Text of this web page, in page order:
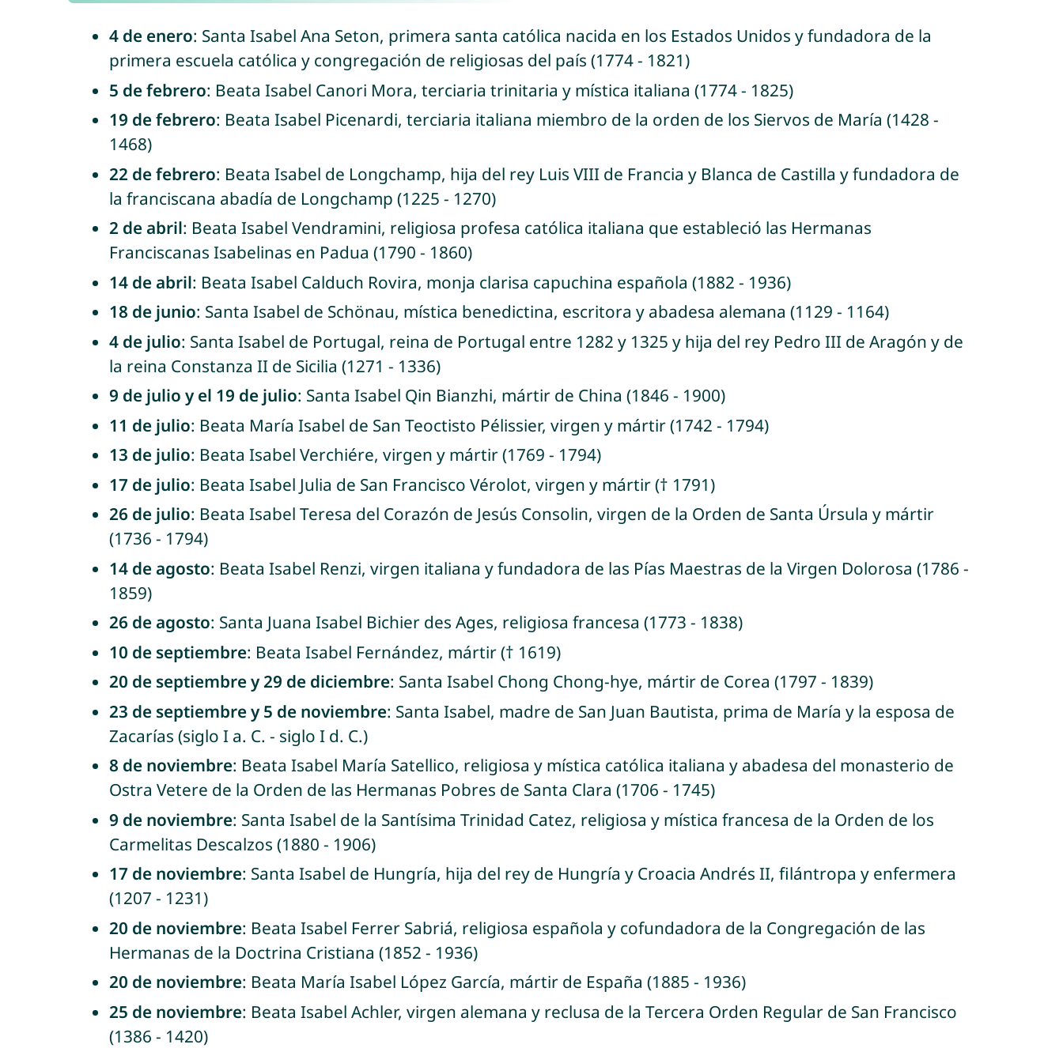
4 de enero: Santa Isabel Ana Seton, primera santa católica nacida en los Estados Unidos y fundadora de la
primera escuela católica y congregación de religiosas del país (1774 - 1821)
5 de febrero: Beata Isabel Canori Mora, terciaria trinitaria y mística italiana (1774 - 1825)
19 de febrero: Beata Isabel Picenardi, terciaria italiana miembro de la orden de los Siervos de María (1428 -
1468)
22 de febrero: Beata Isabel de Longchamp, hija del rey Luis VIII de Francia y Blanca de Castilla y fundadora de
la franciscana abadía de Longchamp (1225 - 1270)
2 de abril: Beata Isabel Vendramini, religiosa profesa católica italiana que estableció las Hermanas
Franciscanas Isabelinas en Padua (1790 - 1860)
14 de abril: Beata Isabel Calduch Rovira, monja clarisa capuchina española (1882 - 1936)
18 de junio: Santa Isabel de Schönau, mística benedictina, escritora y abadesa alemana (1129 - 1164)
4 de julio: Santa Isabel de Portugal, reina de Portugal entre 1282 y 1325 y hija del rey Pedro III de Aragón y de
la reina Constanza II de Sicilia (1271 - 1336)
9 de julio y el 19 de julio: Santa Isabel Qin Bianzhi, mártir de China (1846 - 1900)
11 de julio: Beata María Isabel de San Teoctisto Pélissier, virgen y mártir (1742 - 1794)
13 de julio: Beata Isabel Verchiére, virgen y mártir (1769 - 1794)
17 de julio: Beata Isabel Julia de San Francisco Vérolot, virgen y mártir († 1791)
26 de julio: Beata Isabel Teresa del Corazón de Jesús Consolin, virgen de la Orden de Santa Úrsula y mártir
(1736 - 1794)
14 de agosto: Beata Isabel Renzi, virgen italiana y fundadora de las Pías Maestras de la Virgen Dolorosa (1786 -
1859)
26 de agosto: Santa Juana Isabel Bichier des Ages, religiosa francesa (1773 - 1838)
10 de septiembre: Beata Isabel Fernández, mártir († 1619)
20 de septiembre y 29 de diciembre: Santa Isabel Chong Chong-hye, mártir de Corea (1797 - 1839)
23 de septiembre y 5 de noviembre: Santa Isabel, madre de San Juan Bautista, prima de María y la esposa de
Zacarías (siglo I a. C. - siglo I d. C.)
8 de noviembre: Beata Isabel María Satellico, religiosa y mística católica italiana y abadesa del monasterio de
Ostra Vetere de la Orden de las Hermanas Pobres de Santa Clara (1706 - 1745)
9 de noviembre: Santa Isabel de la Santísima Trinidad Catez, religiosa y mística francesa de la Orden de los
Carmelitas Descalzos (1880 - 1906)
17 de noviembre: Santa Isabel de Hungría, hija del rey de Hungría y Croacia Andrés II, filántropa y enfermera
(1207 - 1231)
20 de noviembre: Beata Isabel Ferrer Sabriá, religiosa española y cofundadora de la Congregación de las
Hermanas de la Doctrina Cristiana (1852 - 1936)
20 de noviembre: Beata María Isabel López García, mártir de España (1885 - 1936)
25 de noviembre: Beata Isabel Achler, virgen alemana y reclusa de la Tercera Orden Regular de San Francisco
(1386 - 1420)